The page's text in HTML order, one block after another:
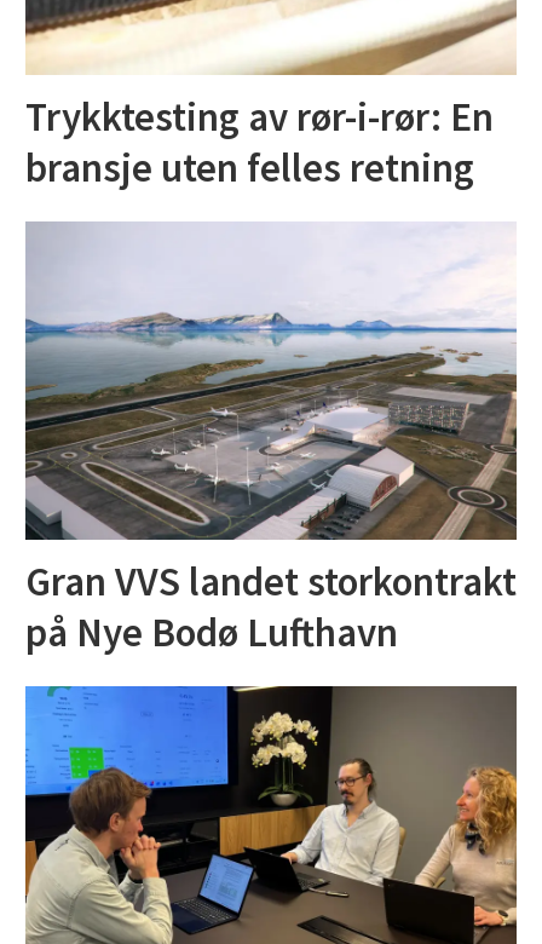
Trykktesting av rør-i-rør: En
bransje uten felles retning
Gran VVS landet storkontrakt
på Nye Bodø Lufthavn